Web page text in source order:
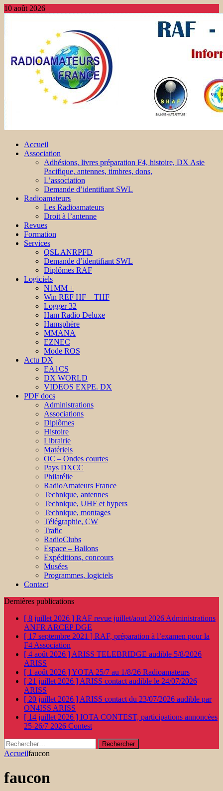
10 août 2026
Accueil
Association
Adhésions, livres préparation F4, histoire, DX Asie
Pacifique, antennes, timbres, dons,
L’association
Demande d’identifiant SWL
Radioamateurs
Les Radioamateurs
Droit à l’antenne
Revues
Formation
Services
QSL ANRPFD
Demande d’identifiant SWL
Diplômes RAF
Logiciels
N1MM +
Win REF HF – THF
Logger 32
Ham Radio Deluxe
Hamsphère
MMANA
EZNEC
Mode ROS
Actu DX
EA1CS
DX WORLD
VIDEOS EXPE. DX
PDF docs
Administrations
Associations
Diplômes
Histoire
Librairie
Matériels
OC – Ondes courtes
Pays DXCC
Philatélie
RadioAmateurs France
Technique, antennes
Technique, UHF et hypers
Technique, montages
Télégraphie, CW
Trafic
RadioClubs
Espace – Ballons
Expéditions, concours
Musées
Programmes, logiciels
Contact
Dernières publications
[ 8 juillet 2026 ] RAF revue juillet/aout 2026 Administrations
ANFR ARCEP DGE
[ 17 septembre 2021 ] RAF, préparation à l’examen pour la
F4 Association
[ 4 août 2026 ] ARISS TELEBRIDGE audible 5/8/2026
ARISS
[ 1 août 2026 ]YOTA 25/7 au 1/8/26 Radioamateurs
[ 21 juillet 2026 ] ARISS contact audible le 24/07/2026
ARISS
[ 20 juillet 2026 ] ARISS contact du 23/07/2026 audible par
ON4ISS ARISS
[ 14 juillet 2026 ] IOTA CONTEST, participations annoncées
25-26/7 2026 Contest
Rechercher :
Accueilfaucon
faucon